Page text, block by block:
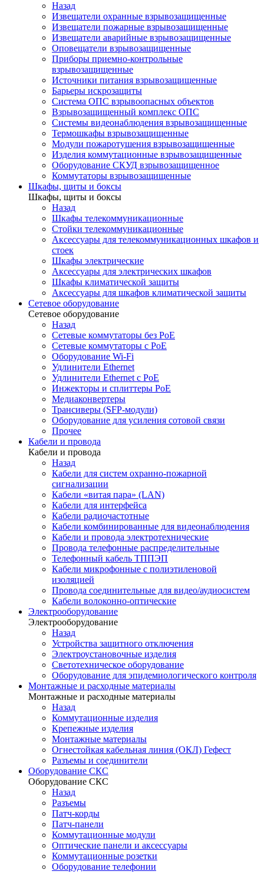
Назад
Извещатели охранные взрывозащищенные
Извещатели пожарные взрывозащищенные
Извещатели аварийные взрывозащищенные
Оповещатели взрывозащищенные
Приборы приемно-контрольные
взрывозащищенные
Источники питания взрывозащищенные
Барьеры искрозащиты
Система ОПС взрывоопасных объектов
Взрывозащищенный комплекс ОПС
Системы видеонаблюдения взрывозащищенные
Термошкафы взрывозащищенные
Модули пожаротушения взрывозащищенные
Изделия коммутационные взрывозащищенные
Оборудование СКУД взрывозащищенное
Коммутаторы взрывозащищенные
Шкафы, щиты и боксы
Шкафы, щиты и боксы
Назад
Шкафы телекоммуникационные
Стойки телекоммуникационные
Аксессуары для телекоммуникационных шкафов и
стоек
Шкафы электрические
Аксессуары для электрических шкафов
Шкафы климатической защиты
Аксессуары для шкафов климатической защиты
Сетевое оборудование
Сетевое оборудование
Назад
Сетевые коммутаторы без PoE
Сетевые коммутаторы с PoE
Оборудование Wi-Fi
Удлинители Ethernet
Удлинители Ethernet с PoE
Инжекторы и сплиттеры PoE
Медиаконвертеры
Трансиверы (SFP-модули)
Оборудование для усиления сотовой связи
Прочее
Кабели и провода
Кабели и провода
Назад
Кабели для систем охранно-пожарной
сигнализации
Кабели «витая пара» (LAN)
Кабели для интерфейса
Кабели радиочастотные
Кабели комбинированные для видеонаблюдения
Кабели и провода электротехнические
Провода телефонные распределительные
Телефонный кабель ТППЭП
Кабели микрофонные с полиэтиленовой
изоляцией
Провода соединительные для видео/аудиосистем
Кабели волоконно-оптические
Электрооборудование
Электрооборудование
Назад
Устройства защитного отключения
Электроустановочные изделия
Светотехническое оборудование
Оборудование для эпидемиологического контроля
Монтажные и расходные материалы
Монтажные и расходные материалы
Назад
Коммутационные изделия
Крепежные изделия
Монтажные материалы
Огнестойкая кабельная линия (ОКЛ) Гефест
Разъемы и соединители
Оборудование СКС
Оборудование СКС
Назад
Разъемы
Патч-корды
Патч-панели
Коммутационные модули
Оптические панели и аксессуары
Коммутационные розетки
Оборудование телефонии